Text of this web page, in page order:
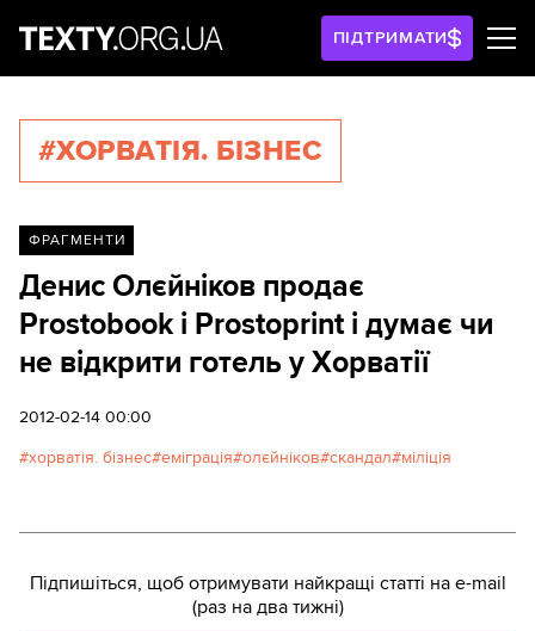
ПІДТРИМАТИ
#ХОРВАТІЯ. БІЗНЕС
ФРАГМЕНТИ
Денис Олєйніков продає
Prostobook i Prostoprint і думає чи
не відкрити готель у Хорватії
2012-02-14 00:00
хорватія. бізнес еміграція олєйніков скандал міліція
Підпишіться, щоб отримувати найкращі статті на e-mail
(раз на два тижні)